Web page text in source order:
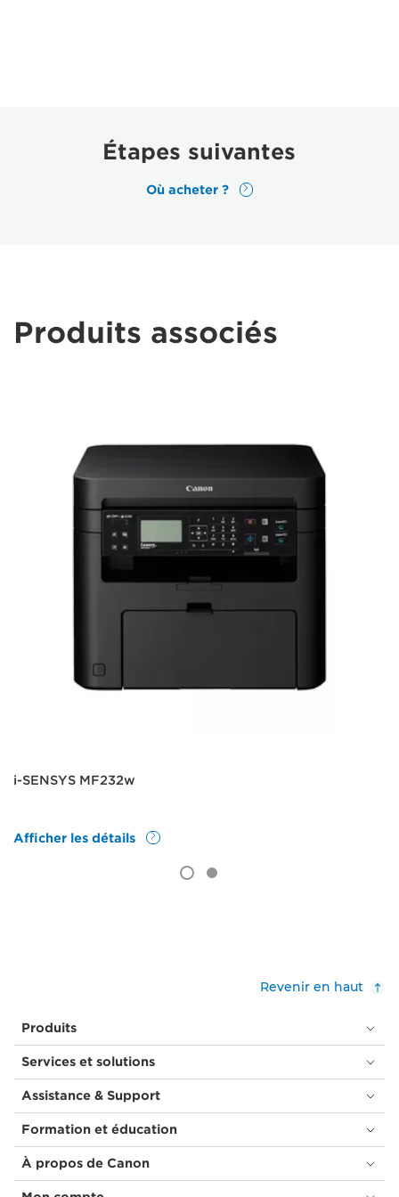
Étapes suivantes
Où acheter ?
Produits associés
i-SENSYS MF232w
Afficher les détails
Revenir en haut
Produits
Services et solutions
Assistance & Support
Formation et éducation
À propos de Canon